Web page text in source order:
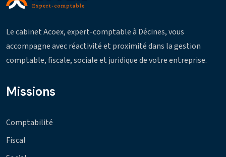
Le cabinet Acoex, expert-comptable à Décines, vous
accompagne avec réactivité et proximité dans la gestion
comptable, fiscale, sociale et juridique de votre entreprise.
Missions
Comptabilité
Fiscal